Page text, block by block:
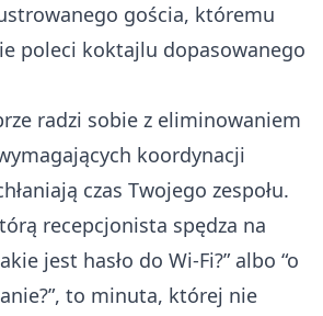
gościa, któremu
poleci koktajlu dopasowanego
radzi sobie z eliminowaniem
koordynacji
czas Twojego zespołu.
recepcjonista spędza na
jest hasło do Wi-Fi?” albo “o
to minuta, której nie